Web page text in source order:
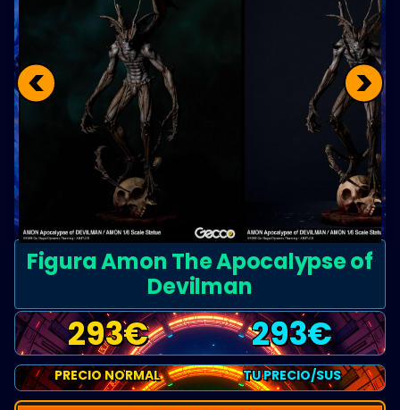
< >
Figura Amon The Apocalypse of
Devilman
293€ 293€
PRECIO NORMAL TU PRECIO/SUS